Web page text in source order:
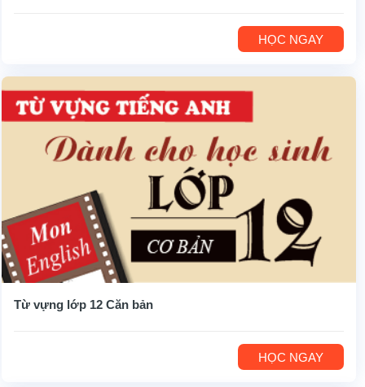
HỌC NGAY
Từ vựng lớp 12 Căn bản
HỌC NGAY